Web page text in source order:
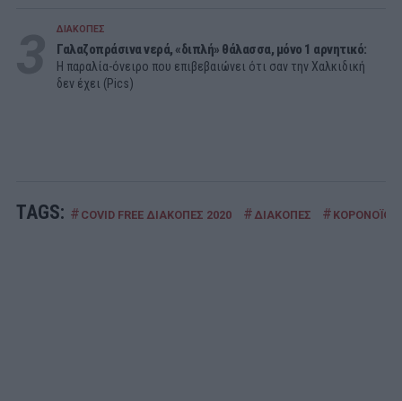
ΔΙΑΚΟΠΕΣ
Γαλαζοπράσινα νερά, «διπλή» θάλασσα, μόνο 1 αρνητικό:
Η παραλία-όνειρο που επιβεβαιώνει ότι σαν την Χαλκιδική
δεν έχει (Pics)
TAGS: # COVID FREE ΔΙΑΚΟΠΕΣ 2020 # ΔΙΑΚΟΠΕΣ # ΚΟΡΟΝΟΪΟΣ